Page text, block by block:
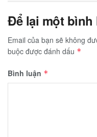
Để lại một bình
Email của bạn sẽ không
buộc được đánh dấu *
Bình luận *